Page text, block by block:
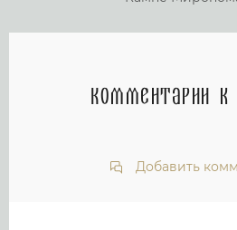
Комментарии к
Добавить